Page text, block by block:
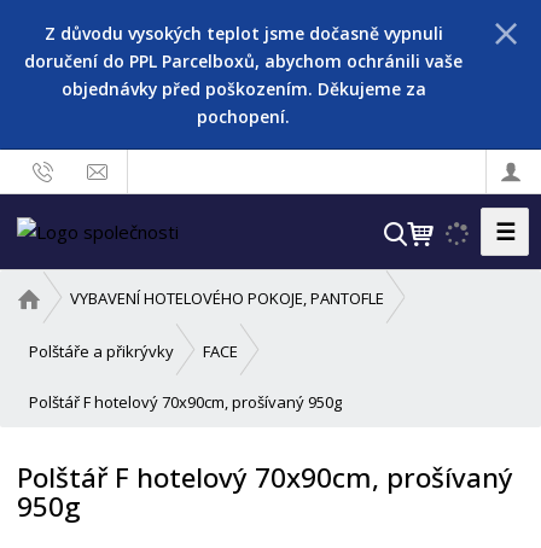
Z důvodu vysokých teplot jsme dočasně vypnuli
doručení do PPL Parcelboxů, abychom ochránili vaše
objednávky před poškozením. Děkujeme za
pochopení.
V
☰
v
o
n
t
r
VYBAVENÍ HOTELOVÉHO POKOJE, PANTOFLE
Polštáře a přikrývky FACE
Polštář F hotelový 70x90cm, prošívaný 950g
Polštář F hotelový 70x90cm, prošívaný
950g